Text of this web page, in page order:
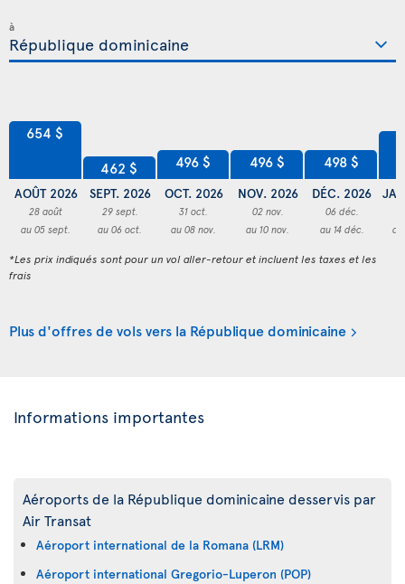
à
654 $
AOÛT 2026
28 août
au 05 sept.
462 $
SEPT. 2026
29 sept.
au 06 oct.
496 $
OCT. 2026
31 oct.
au 08 nov.
496 $
NOV. 2026
02 nov.
au 10 nov.
498 $
DÉC. 2026
06 déc.
au 14 déc.
*Les prix indiqués sont pour un vol aller-retour et incluent les taxes et les
frais
Plus d'offres de vols vers la République dominicaine
Informations importantes
Aéroports de la République dominicaine desservis par
Air Transat
Aéroport international de la Romana (LRM)
Aéroport international Gregorio-Luperon (POP)